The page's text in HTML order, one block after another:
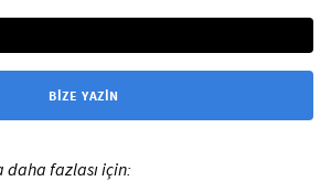
BIZE YAZIN
daha fazlası için: